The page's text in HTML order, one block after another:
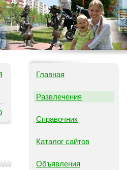
Главная
Развлечения
Справочник
Каталог сайтов
Объявления